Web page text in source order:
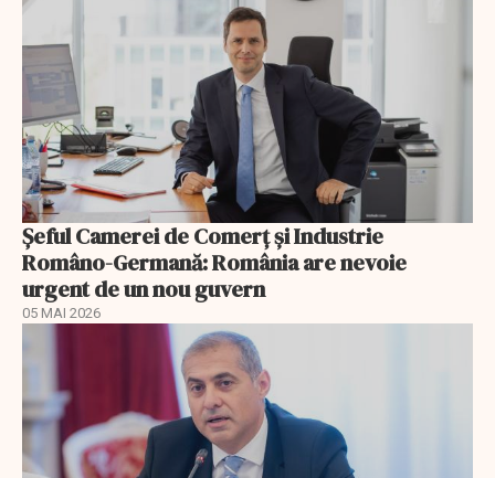
Șeful Camerei de Comerț și Industrie
Româno-Germană: România are nevoie
urgent de un nou guvern
05 MAI 2026